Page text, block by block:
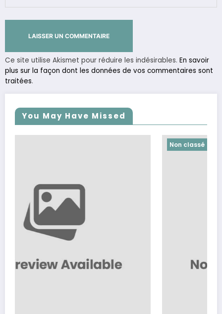
Ce site utilise Akismet pour réduire les indésirables. En savoir
plus sur la façon dont les données de vos commentaires sont
traitées.
You May Have Missed